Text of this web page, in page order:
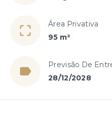
Área Privativa
95 m²
Previsão De
28/12/2028